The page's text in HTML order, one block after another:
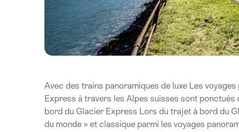
Avec des trains panoramiques de luxe Les
Express à travers les Alpes suisses sont
bord du Glacier Express Lors du trajet à bord du
du monde » et classique parmi les voyages